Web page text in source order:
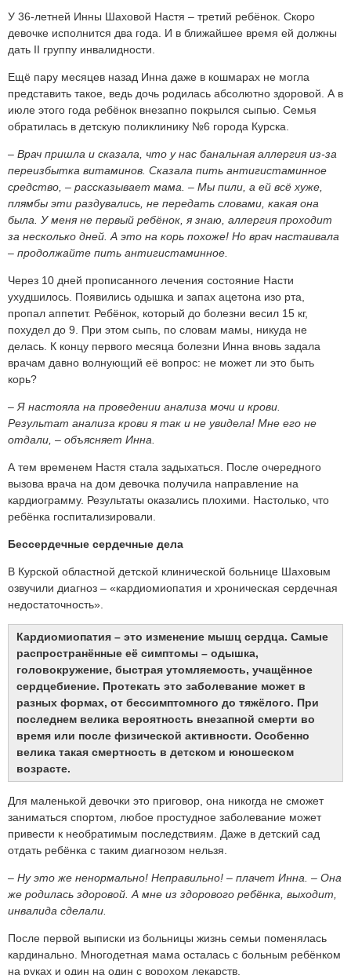
У 36-летней Инны Шаховой Настя – третий ребёнок. Скоро
девочке исполнится два года. И в ближайшее время ей должны
дать II группу инвалидности.
Ещё пару месяцев назад Инна даже в кошмарах не могла
представить такое, ведь дочь родилась абсолютно здоровой. А в
июле этого года ребёнок внезапно покрылся сыпью. Семья
обратилась в детскую поликлинику №6 города Курска.
– Врач пришла и сказала, что у нас банальная аллергия из-за
переизбытка витаминов. Сказала пить антигистаминное
средство, – рассказывает мама. – Мы пили, а ей всё хуже,
плямбы эти раздувались, не передать словами, какая она
была. У меня не первый ребёнок, я знаю, аллергия проходит
за несколько дней. А это на корь похоже! Но врач настаивала
– продолжайте пить антигистаминное.
Через 10 дней прописанного лечения состояние Насти
ухудшилось. Появились одышка и запах ацетона изо рта,
пропал аппетит. Ребёнок, который до болезни весил 15 кг,
похудел до 9. При этом сыпь, по словам мамы, никуда не
делась. К концу первого месяца болезни Инна вновь задала
врачам давно волнующий её вопрос: не может ли это быть
корь?
– Я настояла на проведении анализа мочи и крови.
Результат анализа крови я так и не увидела! Мне его не
отдали, – объясняет Инна.
А тем временем Настя стала задыхаться. После очередного
вызова врача на дом девочка получила направление на
кардиограмму. Результаты оказались плохими. Настолько, что
ребёнка госпитализировали.
Бессердечные сердечные дела
В Курской областной детской клинической больнице Шаховым
озвучили диагноз – «кардиомиопатия и хроническая сердечная
недостаточность».
Кардиомиопатия – это изменение мышц сердца. Самые
распространённые её симптомы – одышка,
головокружение, быстрая утомляемость, учащённое
сердцебиение. Протекать это заболевание может в
разных формах, от бессимптомного до тяжёлого. При
последнем велика вероятность внезапной смерти во
время или после физической активности. Особенно
велика такая смертность в детском и юношеском
возрасте.
Для маленькой девочки это приговор, она никогда не сможет
заниматься спортом, любое простудное заболевание может
привести к необратимым последствиям. Даже в детский сад
отдать ребёнка с таким диагнозом нельзя.
– Ну это же ненормально! Неправильно! – плачет Инна. – Она
же родилась здоровой. А мне из здорового ребёнка, выходит,
инвалида сделали.
После первой выписки из больницы жизнь семьи поменялась
кардинально. Многодетная мама осталась с больным ребёнком
на руках и один на один с ворохом лекарств.